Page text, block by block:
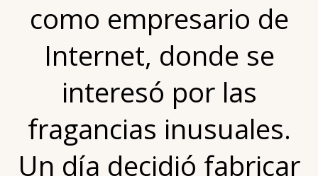
como empresario de
Internet, donde se
interesó por las
fragancias inusuales.
Un día decidió fabricar